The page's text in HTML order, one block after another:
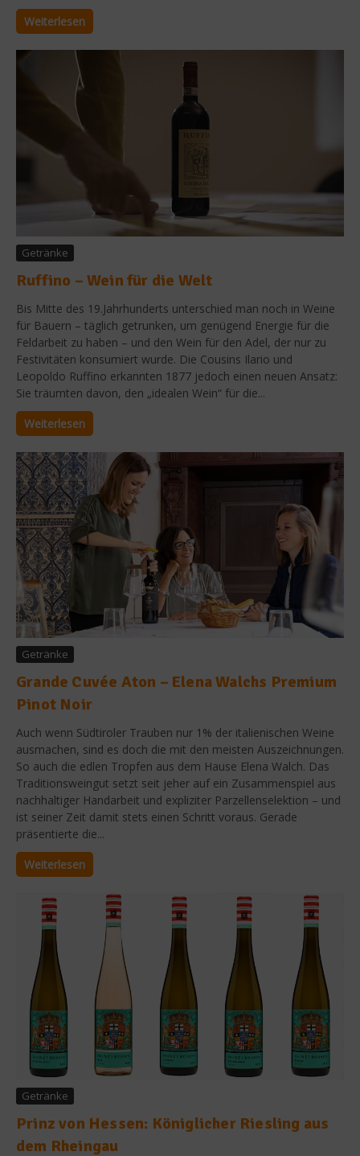
Weiterlesen
Getränke
Ruffino – Wein für die Welt
Bis Mitte des 19.Jahrhunderts unterschied man noch in Weine
für Bauern – täglich getrunken, um genügend Energie für die
Feldarbeit zu haben – und den Wein für den Adel, der nur zu
Festivitäten konsumiert wurde. Die Cousins Ilario und
Leopoldo Ruffino erkannten 1877 jedoch einen neuen Ansatz:
Sie träumten davon, den „idealen Wein“ für die...
Weiterlesen
Getränke
Grande Cuvée Aton – Elena Walchs Premium
Pinot Noir
Auch wenn Südtiroler Trauben nur 1% der italienischen Weine
ausmachen, sind es doch die mit den meisten Auszeichnungen.
So auch die edlen Tropfen aus dem Hause Elena Walch. Das
Traditionsweingut setzt seit jeher auf ein Zusammenspiel aus
nachhaltiger Handarbeit und expliziter Parzellenselektion – und
ist seiner Zeit damit stets einen Schritt voraus. Gerade
präsentierte die...
Weiterlesen
Getränke
Prinz von Hessen: Königlicher Riesling aus
dem Rheingau